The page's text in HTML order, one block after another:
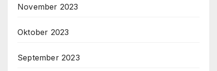
November 2023
Oktober 2023
September 2023